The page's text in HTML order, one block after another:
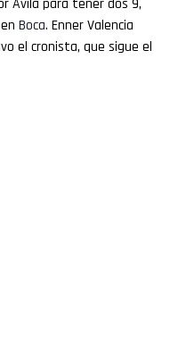
Ávila para tener dos 9,
Boca. Enner Valencia
el cronista, que sigue el